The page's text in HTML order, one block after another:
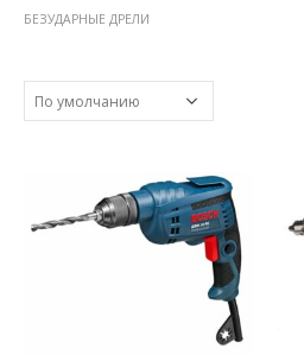
БЕЗУДАРНЫЕ ДРЕЛИ